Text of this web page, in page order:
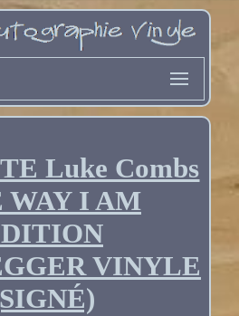
Luke Combs
WAY I AM
VINYLE